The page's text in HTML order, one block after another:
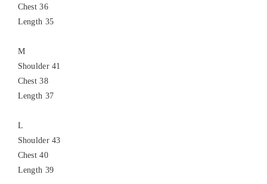
Chest 36
Length 35
M
Shoulder 41
Chest 38
Length 37
L
Shoulder 43
Chest 40
Length 39